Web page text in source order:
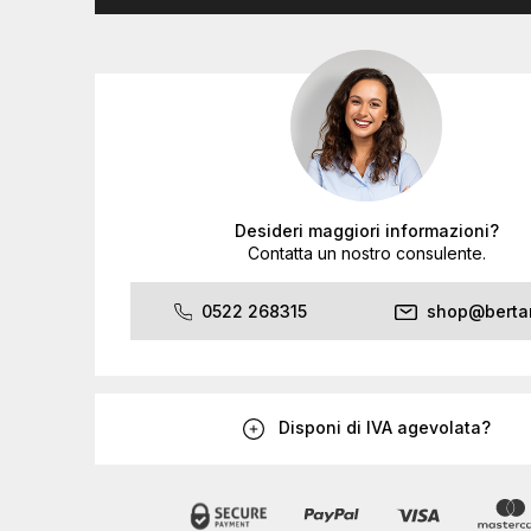
Desideri maggiori informazioni?
Contatta un nostro consulente.
0522 268315
Disponi di IVA agevolata?